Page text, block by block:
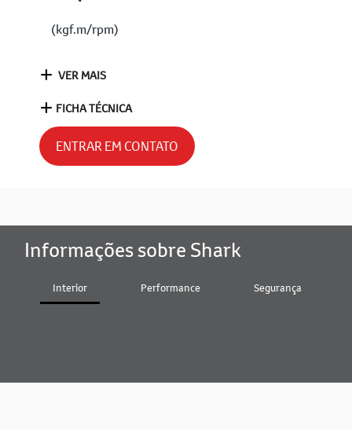
(kgf.m/rpm)
VER MAIS
FICHA TÉCNICA
ENTRAR EM CONTATO
Informações sobre Shark
Interior Performance Segurança